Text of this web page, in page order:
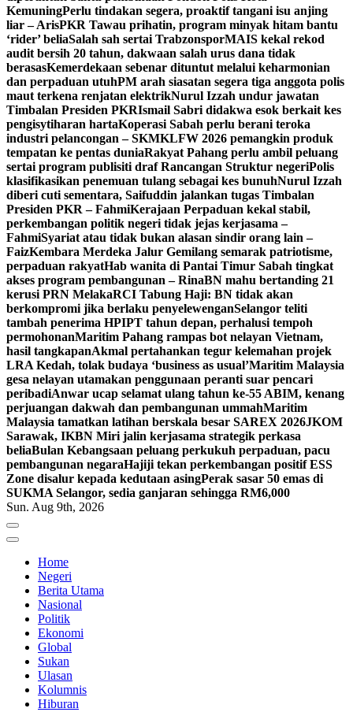
KemuningPerlu tindakan segera, proaktif tangani isu anjing
liar – ArisPKR Tawau prihatin, program minyak hitam bantu
‘rider’ beliaSalah sah sertai TrabzonsporMAIS kekal rekod
audit bersih 20 tahun, dakwaan salah urus dana tidak
berasasKemerdekaan sebenar dituntut melalui keharmonian
dan perpaduan utuhPM arah siasatan segera tiga anggota polis
maut terkena renjatan elektrikNurul Izzah undur jawatan
Timbalan Presiden PKRIsmail Sabri didakwa esok berkait kes
pengisytiharan hartaKoperasi Sabah perlu berani teroka
industri pelancongan – SKMKLFW 2026 pemangkin produk
tempatan ke pentas duniaRakyat Pahang perlu ambil peluang
sertai program publisiti draf Rancangan Struktur negeriPolis
klasifikasikan penemuan tulang sebagai kes bunuhNurul Izzah
diberi cuti sementara, Saifuddin jalankan tugas Timbalan
Presiden PKR – FahmiKerajaan Perpaduan kekal stabil,
perkembangan politik negeri tidak jejas kerjasama –
FahmiSyariat atau tidak bukan alasan sindir orang lain –
FaizKembara Merdeka Jalur Gemilang semarak patriotisme,
perpaduan rakyatHab wanita di Pantai Timur Sabah tingkat
akses program pembangunan – RinaBN mahu bertanding 21
kerusi PRN MelakaRCI Tabung Haji: BN tidak akan
berkompromi jika berlaku penyelewenganSelangor teliti
tambah penerima HPIPT tahun depan, perhalusi tempoh
permohonanMaritim Pahang rampas bot nelayan Vietnam,
hasil tangkapanAkmal pertahankan tegur kelemahan projek
LRA Kedah, tolak budaya ‘business as usual’Maritim Malaysia
gesa nelayan utamakan penggunaan peranti suar pencari
peribadiAnwar ucap selamat ulang tahun ke-55 ABIM, kenang
perjuangan dakwah dan pembangunan ummahMaritim
Malaysia tamatkan latihan berskala besar SAREX 2026JKOM
Sarawak, IKBN Miri jalin kerjasama strategik perkasa
beliaBulan Kebangsaan peluang perkukuh perpaduan, pacu
pembangunan negaraHajiji tekan perkembangan positif ESS
Zone disalur kepada kedutaan asingPerak sasar 50 emas di
SUKMA Selangor, sedia ganjaran sehingga RM6,000
Sun. Aug 9th, 2026
Home
Negeri
Berita Utama
Nasional
Politik
Ekonomi
Global
Sukan
Ulasan
Kolumnis
Hiburan